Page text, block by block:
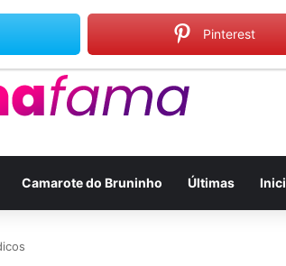
Camarote do Bruninho Últimas
Pinterest